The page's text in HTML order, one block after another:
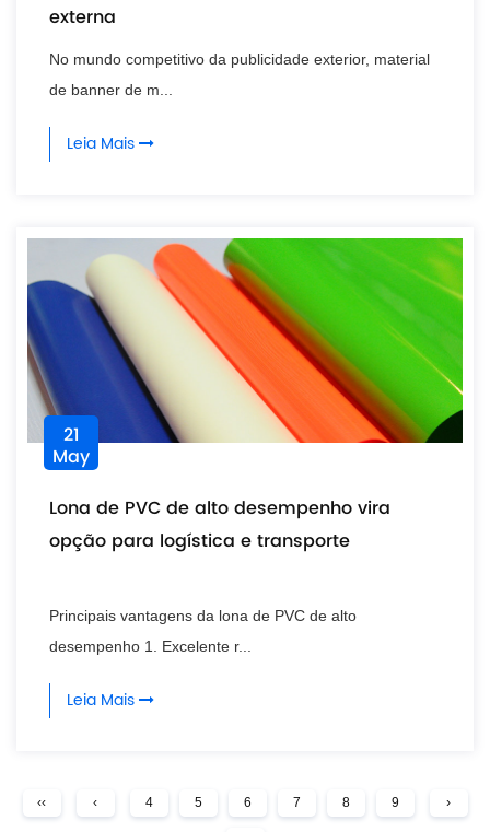
externa
No mundo competitivo da publicidade exterior, material
de banner de m...
Leia Mais
21
May
Lona de PVC de alto desempenho vira
opção para logística e transporte
Principais vantagens da lona de PVC de alto
desempenho 1. Excelente r...
Leia Mais
‹‹ ‹ 4 5 6 7 8 9 ›